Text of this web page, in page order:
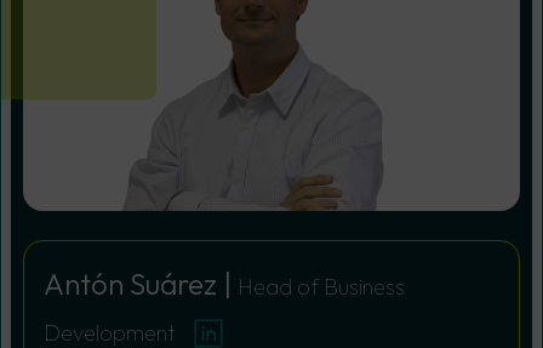
Antón Suárez | Head of Business
Development